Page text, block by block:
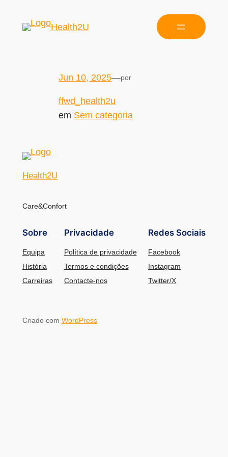
Health2U
Jun 10, 2025—por
ffwd_health2u
em Sem categoria
Health2U
Care&Confort
Sobre
Equipa
História
Carreiras
Privacidade
Política de privacidade
Termos e condições
Contacte-nos
Redes Sociais
Facebook
Instagram
Twitter/X
Criado com WordPress